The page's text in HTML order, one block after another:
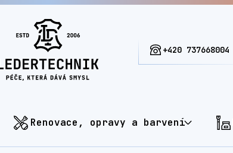
+420 737668004
Renovace, opravy a barvení